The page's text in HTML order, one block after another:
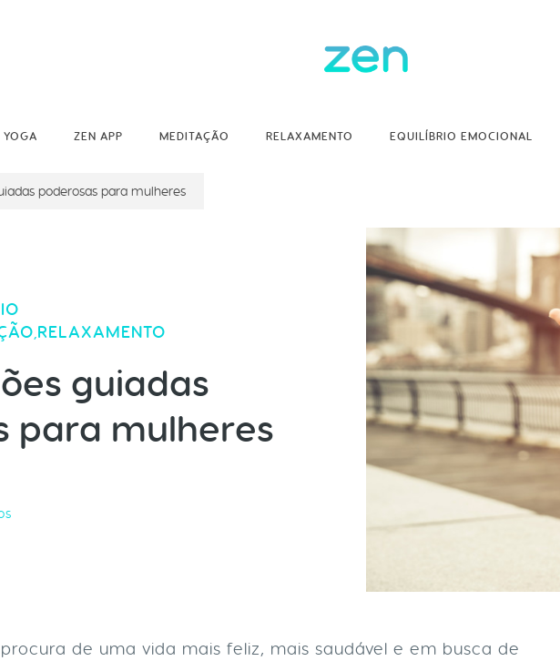
YOGA ZEN APP MEDITAÇÃO RELAXAMENTO EQUILÍBRIO EMOCIONAL
poderosas para mulheres
RELAXAMENTO
guiadas
para mulheres
de uma vida mais feliz, mais saudável e em busca de